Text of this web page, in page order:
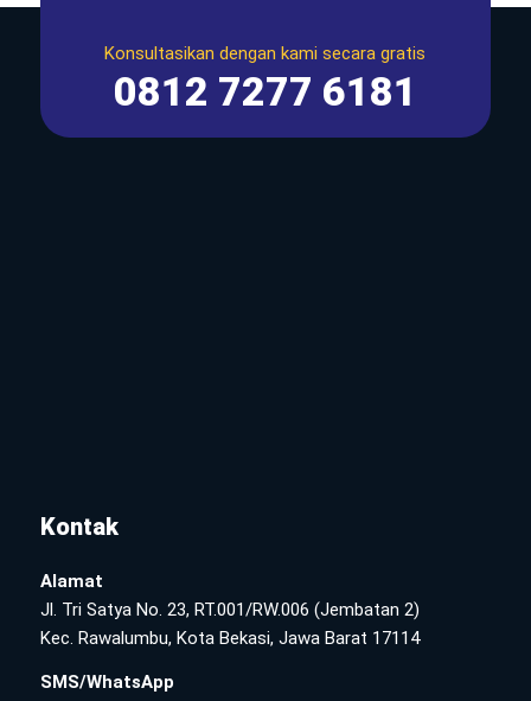
Konsultasikan dengan kami secara gratis
0812 7277 6181
Kontak
Alamat
Jl. Tri Satya No. 23, RT.001/RW.006 (Jembatan 2)
Kec. Rawalumbu, Kota Bekasi, Jawa Barat 17114
SMS/WhatsApp